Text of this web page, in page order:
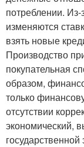
потреблении. Из-
изменяются
взять новые
Производство
покупательная
образом,
только
отсутствии
экономический,
государственной